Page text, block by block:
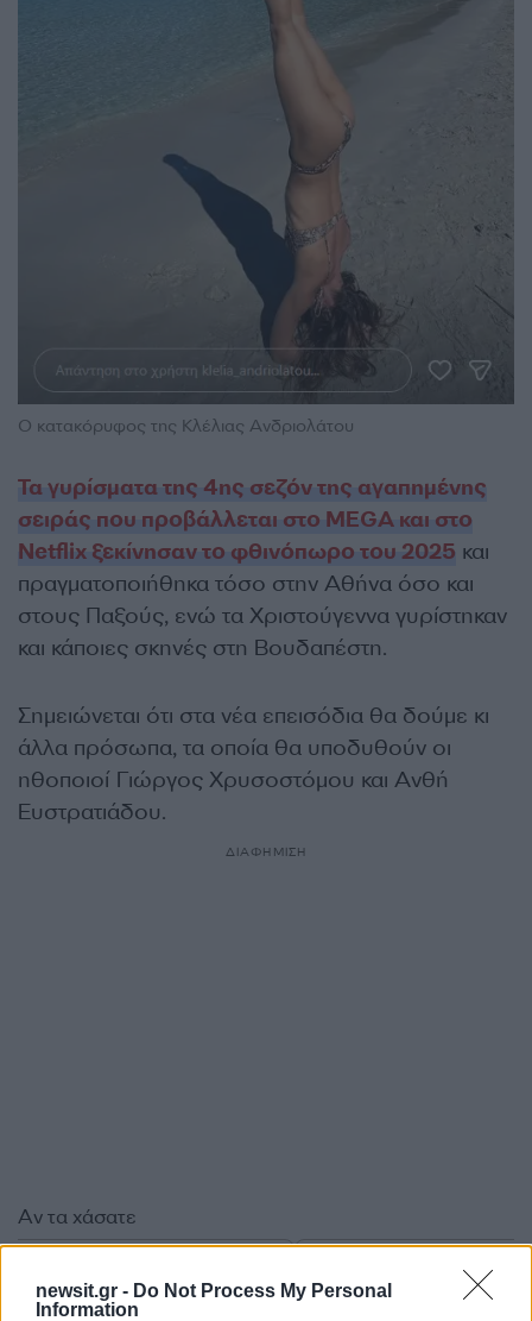
newsit.gr - Do Not Process My Personal
Information
O κατακόρυφος της Κλέλιας Ανδριολάτου
Τα γυρίσματα της 4ης σεζόν της αγαπημένης
σειράς που προβάλλεται στο MEGA και στο
Netflix ξεκίνησαν το φθινόπωρο του 2025 και
πραγματοποιήθηκα τόσο στην Αθήνα όσο και
στους Παξούς, ενώ τα Χριστούγεννα γυρίστηκαν
και κάποιες σκηνές στη Βουδαπέστη.
Σημειώνεται ότι στα νέα επεισόδια θα δούμε κι
άλλα πρόσωπα, τα οποία θα υποδυθούν οι
ηθοποιοί Γιώργος Χρυσοστόμου και Ανθή
Ευστρατιάδου.
ΔΙΑΦΗΜΙΣΗ
Αν τα χάσατε